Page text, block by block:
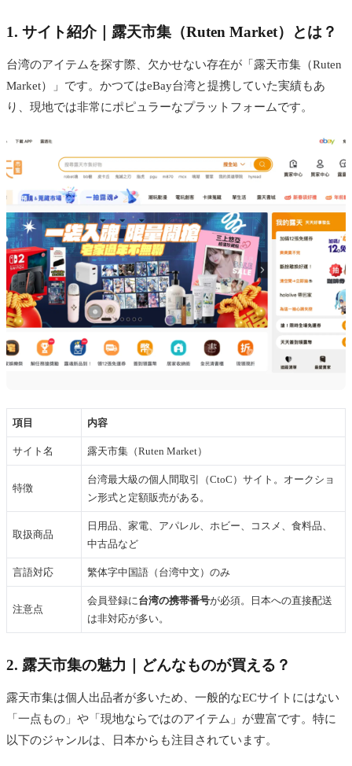
1. サイト紹介｜露天市集（Ruten Market）とは？
台湾のアイテムを探す際、欠かせない存在が「露天市集（Ruten
Market）」です。かつてはeBay台湾と提携していた実績もあ
り、現地では非常にポピュラーなプラットフォームです。
項目 内容
サイト名 露天市集（Ruten Market）
特徴
台湾最大級の個人間取引（CtoC）サイト。オークショ
ン形式と定額販売がある。
取扱商品
日用品、家電、アパレル、ホビー、コスメ、食料品、
中古品など
言語対応 繁体字中国語（台湾中文）のみ
注意点
会員登録に 台湾の携帯番号が必須。日本への直接配送
は非対応が多い。
2. 露天市集の魅力｜どんなものが買える？
露天市集は個人出品者が多いため、一般的なECサイトにはない
「一点もの」や「現地ならではのアイテム」が豊富です。特に
以下のジャンルは、日本からも注目されています。